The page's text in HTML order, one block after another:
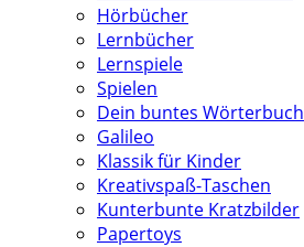
Hörbücher
Lernbücher
Lernspiele
Spielen
Dein buntes Wörterbuch
Galileo
Klassik für Kinder
Kreativspaß-Taschen
Kunterbunte Kratzbilder
Papertoys